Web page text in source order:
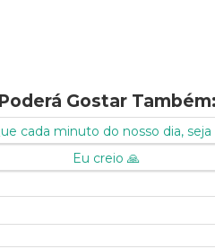
Gostar Também:
cada minuto do nosso dia, seja
Eu creio 🙏